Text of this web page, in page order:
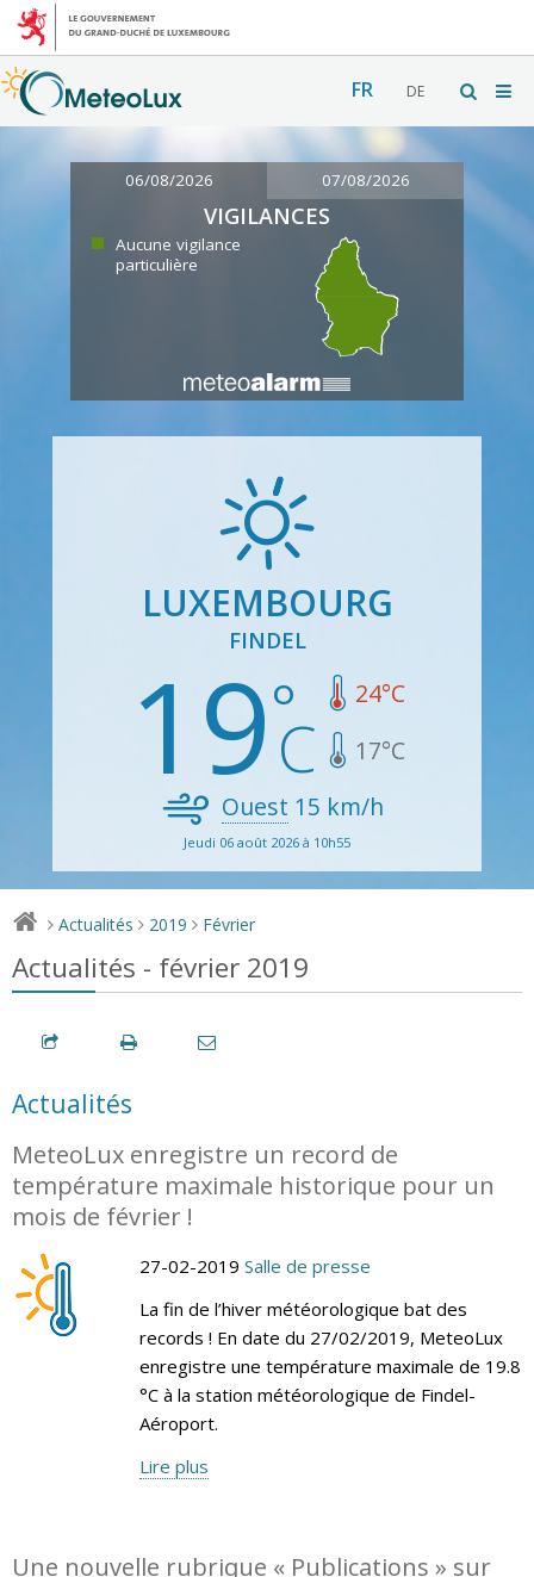
FR DE
06/08/2026 07/08/2026
VIGILANCES
Aucune vigilance
particulière
LUXEMBOURG
FINDEL
19 24°C
17°C
Ouest 15 km/h
Jeudi 06 août 2026 à 10h55
> Actualités > 2019 > Février
Actualités - février 2019
Actualités
MeteoLux enregistre un record de
température maximale historique pour un
mois de février !
27-02-2019 Salle de presse
La fin de l’hiver météorologique bat des
records ! En date du 27/02/2019, MeteoLux
enregistre une température maximale de 19.8
°C à la station météorologique de Findel-
Aéroport.
Lire plus
Une nouvelle rubrique « Publications » sur